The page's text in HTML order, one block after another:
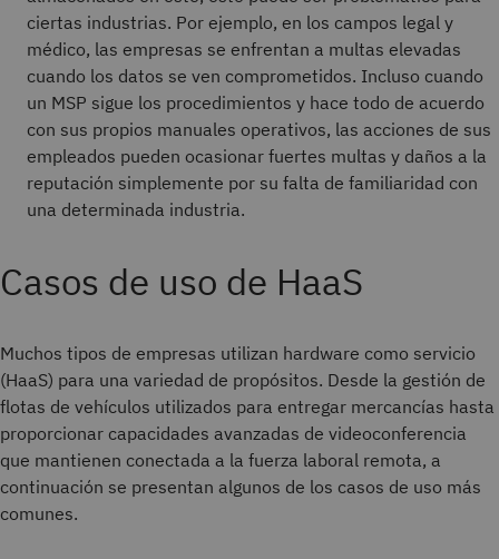
ciertas industrias. Por ejemplo, en los campos legal y
médico, las empresas se enfrentan a multas elevadas
cuando los datos se ven comprometidos. Incluso cuando
un MSP sigue los procedimientos y hace todo de acuerdo
con sus propios manuales operativos, las acciones de sus
empleados pueden ocasionar fuertes multas y daños a la
reputación simplemente por su falta de familiaridad con
una determinada industria.
Casos de uso de HaaS
Muchos tipos de empresas utilizan hardware como servicio
(HaaS) para una variedad de propósitos. Desde la gestión de
flotas de vehículos utilizados para entregar mercancías hasta
proporcionar capacidades avanzadas de videoconferencia
que mantienen conectada a la fuerza laboral remota, a
continuación se presentan algunos de los casos de uso más
comunes.